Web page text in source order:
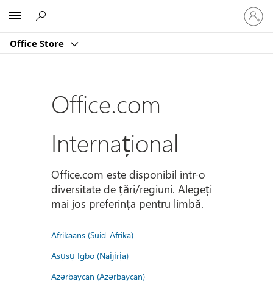
Office Store
vă
la
dvs.
Office.com
Internațional
Office.com este disponibil într-o
diversitate de țări/regiuni. Alegeți
mai jos preferința pentru limbă.
Afrikaans (Suid-Afrika)
Asụsụ Igbo (Naịjịrịa)
Azərbaycan (Azərbaycan)